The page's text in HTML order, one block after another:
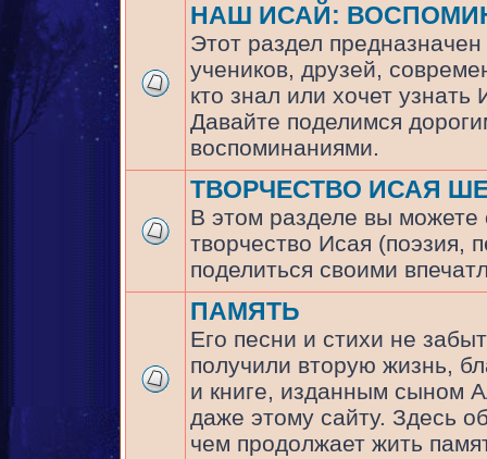
НАШ ИСАЙ:
Этот раздел
учеников, друзей,
кто знал или хочет
Давайте поделимся
воспоминаниями.
ТВОРЧЕСТВО ИСАЯ
В этом разделе вы можете
творчество Исая (поэзия,
поделиться своими
ПАМЯТЬ
Его песни и стихи не
получили вторую жизнь,
и книге, изданным сыном
даже этому сайту. Здесь
чем продолжает жить